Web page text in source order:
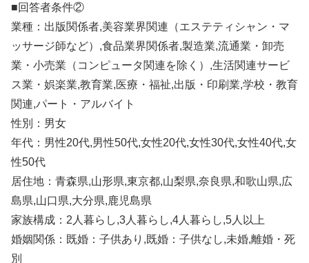
■回答者条件②
業種：出版関係者,美容業界関連（エステティシャン・マ
ッサージ師など）,食品業界関係者,製造業,流通業・卸売
業・小売業（コンピュータ関連を除く）,生活関連サービ
ス業・娯楽業,教育業,医療・福祉,出版・印刷業,学校・教育
関連,パート・アルバイト
性別：男女
年代：男性20代,男性50代,女性20代,女性30代,女性40代,女
性50代
居住地：青森県,山形県,東京都,山梨県,奈良県,和歌山県,広
島県,山口県,大分県,鹿児島県
家族構成：2人暮らし,3人暮らし,4人暮らし,5人以上
婚姻関係：既婚：子供あり,既婚：子供なし,未婚,離婚・死
別